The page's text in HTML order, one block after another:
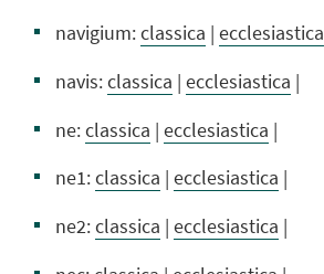
navigium:classica | ecclesiastica
navis:classica | ecclesiastica |
ne:classica | ecclesiastica |
ne1:classica | ecclesiastica |
ne2:classica | ecclesiastica |